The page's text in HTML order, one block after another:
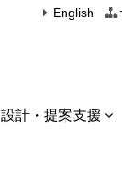
English
設計・提案支援